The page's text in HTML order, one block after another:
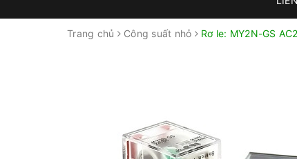
Trang chủ Công suất nhỏ Rơ le: MY2N-GS